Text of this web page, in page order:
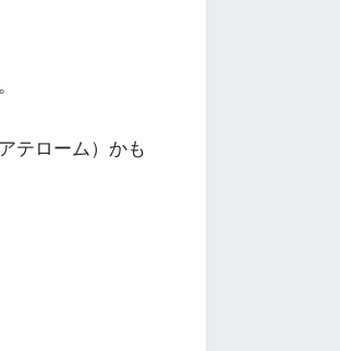
テローム）かも